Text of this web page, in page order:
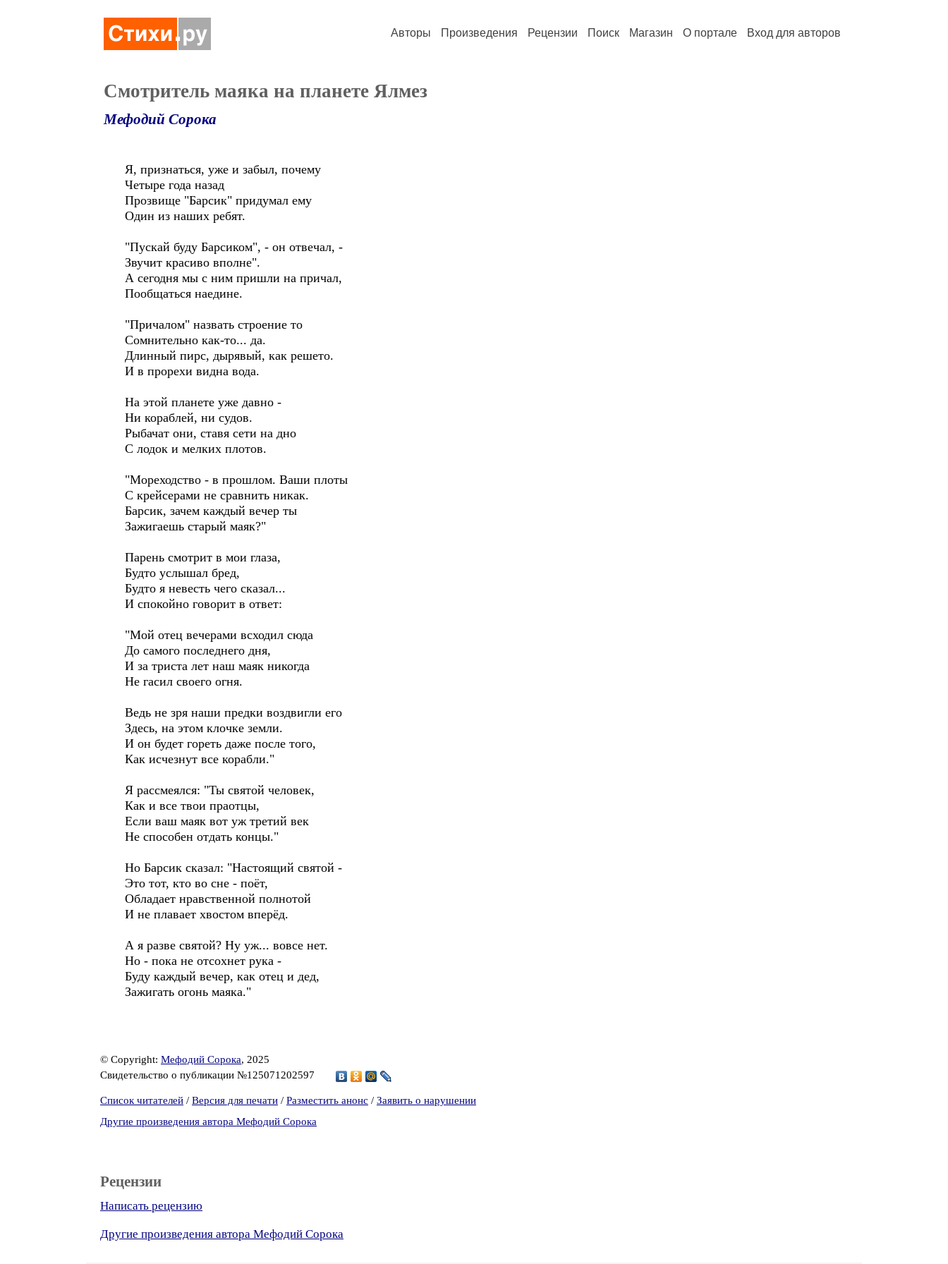
Авторы Произведения Рецензии Поиск Магазин О портале Вход для авторов
Смотритель маяка на планете Ялмез
Мефодий Сорока
Я, признаться, уже и забыл, почему
Четыре года назад
Прозвище "Барсик" придумал ему
Один из наших ребят.
"Пускай буду Барсиком", - он отвечал, -
Звучит красиво вполне".
А сегодня мы с ним пришли на причал,
Пообщаться наедине.
"Причалом" назвать строение то
Сомнительно как-то... да.
Длинный пирс, дырявый, как решето.
И в прорехи видна вода.
На этой планете уже давно -
Ни кораблей, ни судов.
Рыбачат они, ставя сети на дно
С лодок и мелких плотов.
"Мореходство - в прошлом. Ваши плоты
С крейсерами не сравнить никак.
Барсик, зачем каждый вечер ты
Зажигаешь старый маяк?"
Парень смотрит в мои глаза,
Будто услышал бред,
Будто я невесть чего сказал...
И спокойно говорит в ответ:
"Мой отец вечерами всходил сюда
До самого последнего дня,
И за триста лет наш маяк никогда
Не гасил своего огня.
Ведь не зря наши предки воздвигли его
Здесь, на этом клочке земли.
И он будет гореть даже после того,
Как исчезнут все корабли."
Я рассмеялся: "Ты святой человек,
Как и все твои праотцы,
Если ваш маяк вот уж третий век
Не способен отдать концы."
Но Барсик сказал: "Настоящий святой -
Это тот, кто во сне - поёт,
Обладает нравственной полнотой
И не плавает хвостом вперёд.
А я разве святой? Ну уж... вовсе нет.
Но - пока не отсохнет рука -
Буду каждый вечер, как отец и дед,
Зажигать огонь маяка."
© Copyright: Мефодий Сорока, 2025
Свидетельство о публикации №125071202597
Список читателей / Версия для печати / Разместить анонс / Заявить о нарушении
Другие произведения автора Мефодий Сорока
Рецензии
Написать рецензию
Другие произведения автора Мефодий Сорока